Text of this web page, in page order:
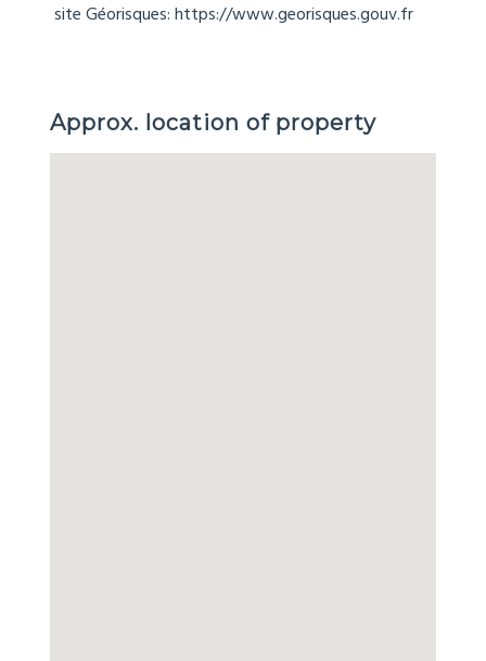
site Géorisques: https://www.georisques.gouv.fr
Approx. location of property